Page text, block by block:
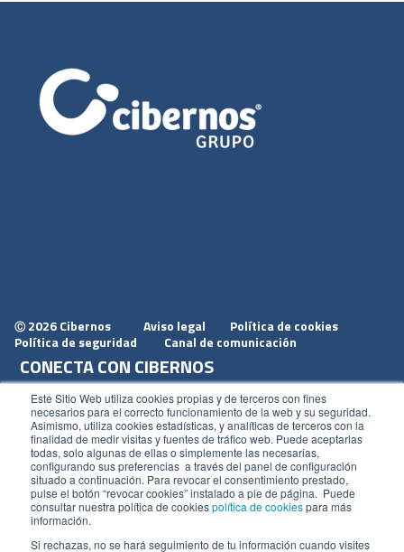
Este Sitio Web utiliza cookies propias y de terceros con fines
necesarios para el correcto funcionamiento de la web y su seguridad.
Asimismo, utiliza cookies estadísticas, y analíticas de terceros con la
finalidad de medir visitas y fuentes de tráfico web. Puede aceptarlas
todas, solo algunas de ellas o simplemente las necesarias,
configurando sus preferencias a través del panel de configuración
situado a continuación. Para revocar el consentimiento prestado,
pulse el botón “revocar cookies” instalado a pie de página. Puede
consultar nuestra política de cookiespolítica de cookiespara más
información.
Si rechazas, no se hará seguimiento de tu información cuando visites
Ⓒ 2026 Cibernos Aviso legal
Política de cookies
Política de seguridad
Canal de comunicación
CONECTA CON CIBERNOS
Únete a nosotros
Dónde estamos
Conoce nuestro blog
ACCESOS